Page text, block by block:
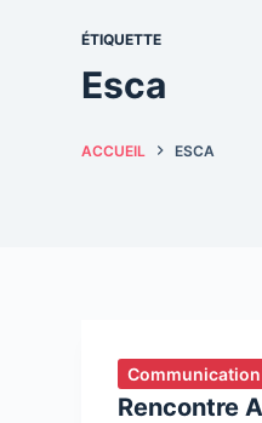
ÉTIQUETTE
Esca
ACCUEIL ESCA
Rencontre